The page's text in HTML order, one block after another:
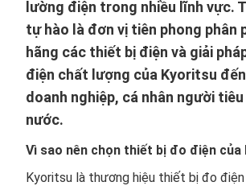
lường điện trong nhiều lĩnh vực.
tự hào là đơn vị tiên phong phân
hãng các thiết bị điện và giải
điện chất lượng của Kyoritsu
doanh nghiệp, cá nhân người
nước.
Vì sao nên chọn thiết bị đo điện của
Kyoritsu là thương hiệu thiết bị đo